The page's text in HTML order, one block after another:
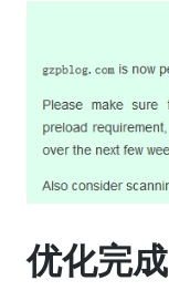
优化完成